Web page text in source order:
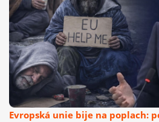
Evropská unie bije na poplach: